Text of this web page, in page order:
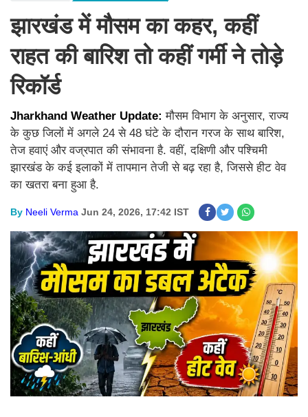
झारखंड में मौसम का कहर, कहीं
राहत की बारिश तो कहीं गर्मी ने तोड़े
रिकॉर्ड
Jharkhand Weather Update:मौसम विभाग के अनुसार, राज्य
के कुछ जिलों में अगले 24 से 48 घंटे के दौरान गरज के साथ बारिश,
तेज हवाएं और वज्रपात की संभावना है. वहीं, दक्षिणी और पश्चिमी
झारखंड के कई इलाकों में तापमान तेजी से बढ़ रहा है, जिससे हीट वेव
का खतरा बना हुआ है.
By Neeli Verma Jun 24, 2026, 17:42 IST